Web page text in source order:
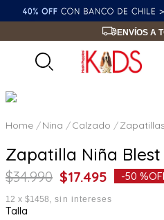
ENVÍOS A
Nina Calzado Zapatillas
Zapatilla Niña Blest
$34.990 $17.495 -50 %
12 x $1458 sin intereses
Talla